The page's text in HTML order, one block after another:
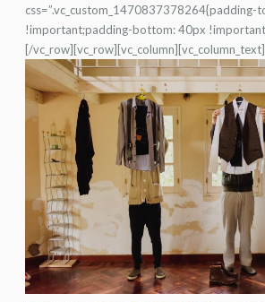
css=”.vc_custom_1470837378264{padding-
!important;padding-bottom: 40px
[/vc_row][vc_row][vc_column][vc_column_text]